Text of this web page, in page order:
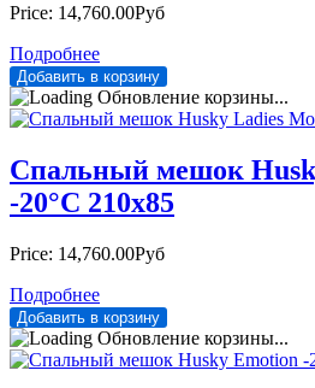
Price: 14,760.00Руб
Подробнее
Обновление корзины...
Спальный мешок
-20°С 210х85
Price: 14,760.00Руб
Подробнее
Обновление корзины...